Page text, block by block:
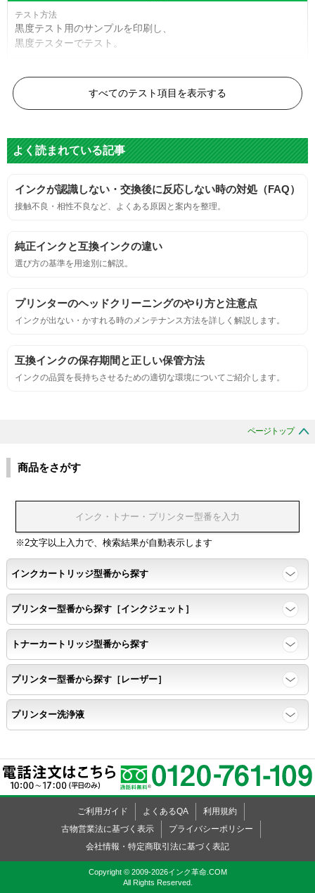
黒度テスト用のサンプルを印刷し、
黒度テスターでテスト。
黒度の技術基準に適合する。
標準カラーサンプルを印刷する。
鮮やか、リアル、彩度、シャープなど、
におい
互換性
色同士のにじみがないこと。
浸透性
浸透性テスト用のサンプルを印刷する。
任意の色を背景として使用し、
背景と違う色で8号サイズのArialフォントで
鮮明に印刷できること。
速乾性
互換性テストサンプルを5ページ連続印刷する。
飛び散り
標準カラーサンプル /
互換性テストサンプルを印刷する。
印刷の仕上がりが精細で均一であり、
インクの飛び散りもない。
すべてのテスト項目を表示する
よく読まれている記事
インクが認識しない・交換後に反応しない時の対処（FAQ）
接触不良・相性不良など、よくある原因と案内を整理。
純正インクと互換インクの違い
選び方の基準を用途別に解説。
プリンターのヘッドクリーニングのやり方と注意点
インクが出ない・かすれる時のメンテナンス方法を詳しく解説します。
互換インクの保存期間と正しい保管方法
インクの品質を長持ちさせるための適切な環境についてご紹介します。
ページトップ
商品をさがす
※2文字以上入力で、検索結果が自動表示します
インクカートリッジ型番から探す
プリンター型番から探す［インクジェット］
トナーカートリッジ型番から探す
プリンター型番から探す［レーザー］
プリンター洗浄液
ご利用ガイド よくあるQA
利用規約
古物営業法に基づく表示
プライバシーポリシー
会社情報・特定商取引法に基づく表記
Copyright © 2009-2026インク革命.COM
All Rights Reserved.